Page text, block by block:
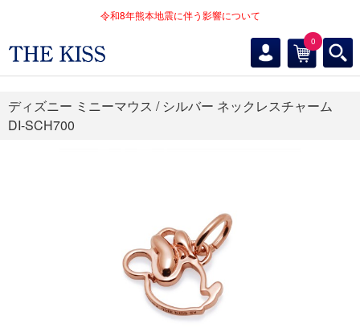
令和8年熊本地震に伴う影響について
0
ディズニー ミニーマウス / シルバー ネックレスチャーム
DI-SCH700